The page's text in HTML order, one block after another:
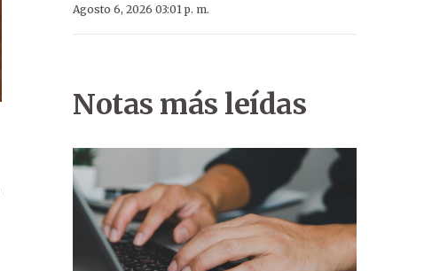
Agosto 6, 2026 03:01 p. m.
Notas más leídas